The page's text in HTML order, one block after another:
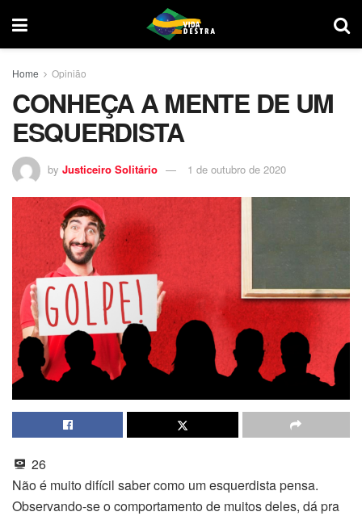
Home Opinião
CONHEÇA A MENTE DE UM
ESQUERDISTA
by Justiceiro Solitário 1 de outubro de 2020
26
Não é muito difícil saber como um esquerdista pensa.
Observando-se o comportamento de muitos deles, dá pra